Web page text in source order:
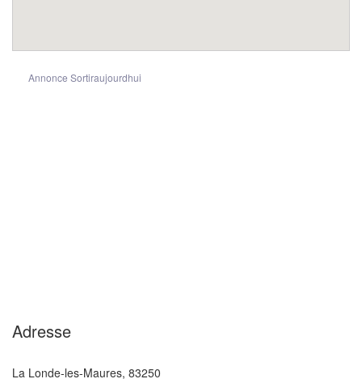
Annonce Sortiraujourdhui
Adresse
La Londe-les-Maures, 83250